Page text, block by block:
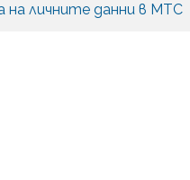
на личните данни в МТС